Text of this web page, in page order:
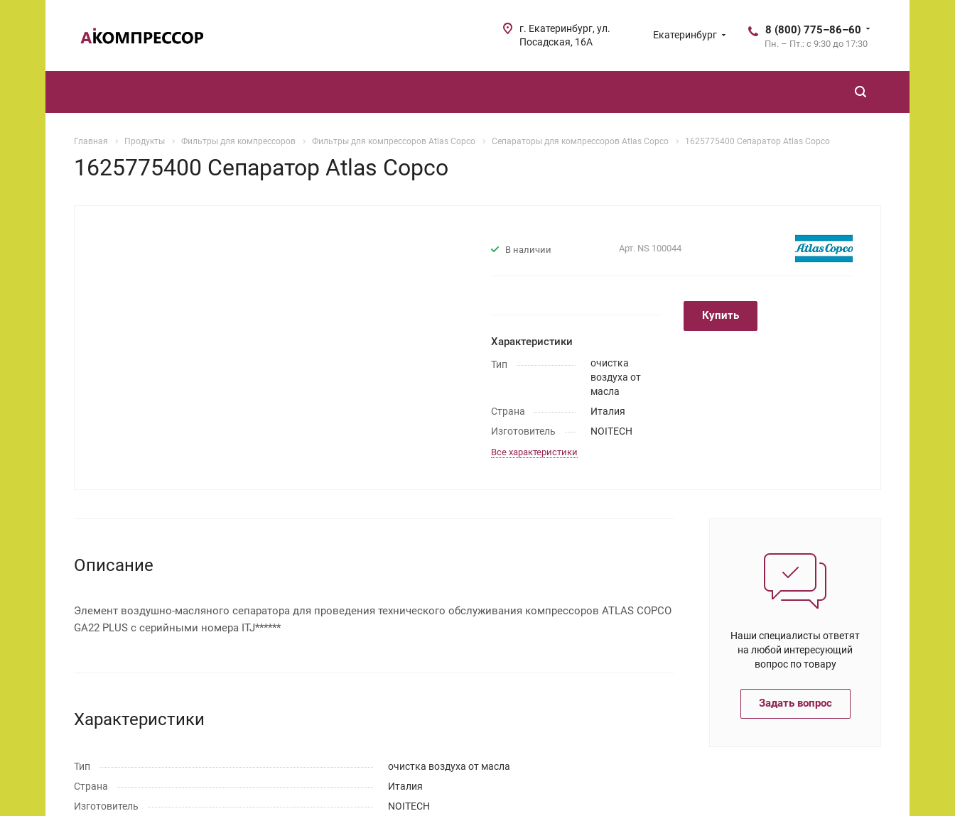
Екатеринбург 8 (800) 775–86–60
Пн. – Пт.: с 9:30 до 17:30
г. Екатеринбург, ул.
Посадская, 16А
Главная Продукты Фильтры для компрессоров Фильтры для компрессоров Atlas Copco Сепараторы для компрессоров Atlas Copco 1625775400 Сепаратор Atlas Copco
1625775400 Сепаратор Atlas Copco
В наличии Арт. NS 100044
Характеристики
Тип
очистка
воздуха от
масла
Страна
Италия
Изготовитель
NOITECH
Все характеристики
Купить
Описание
Элемент воздушно-масляного сепаратора для проведения технического обслуживания компрессоров ATLAS COPCO
GA22 PLUS с серийными номера ITJ******
Характеристики
Тип
очистка воздуха от масла
Страна
Италия
Изготовитель
NOITECH
Наши специалисты ответят
на любой интересующий
вопрос по товару
Задать вопрос